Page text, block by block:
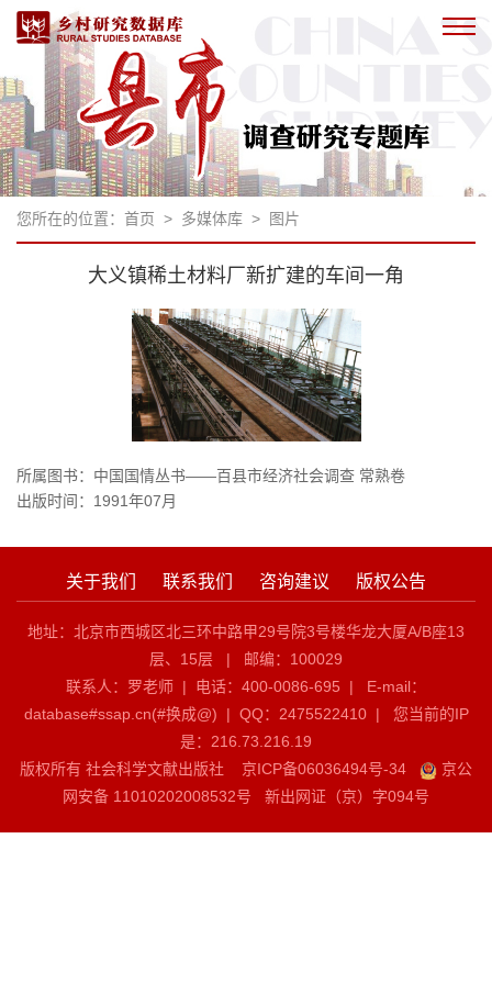
您所在的位置： 首页 > 多媒体库 > 图片
大义镇稀土材料厂新扩建的车间一角
所属图书： 中国国情丛书——百县市经济社会调查 常熟卷
出版时间：1991年07月
关于我们 联系我们 咨询建议 版权公告
地址：北京市西城区北三环中路甲29号院3号楼华龙大厦A/B座13
层、15层 | 邮编：100029
联系人：罗老师 | 电话：400-0086-695 | E-mail：
database#ssap.cn(#换成@) | QQ：2475522410 | 您当前的IP
是： 216.73.216.19
版权所有 社会科学文献出版社 京ICP备06036494号-34
京公
网安备 11010202008532号
新出网证（京）字094号